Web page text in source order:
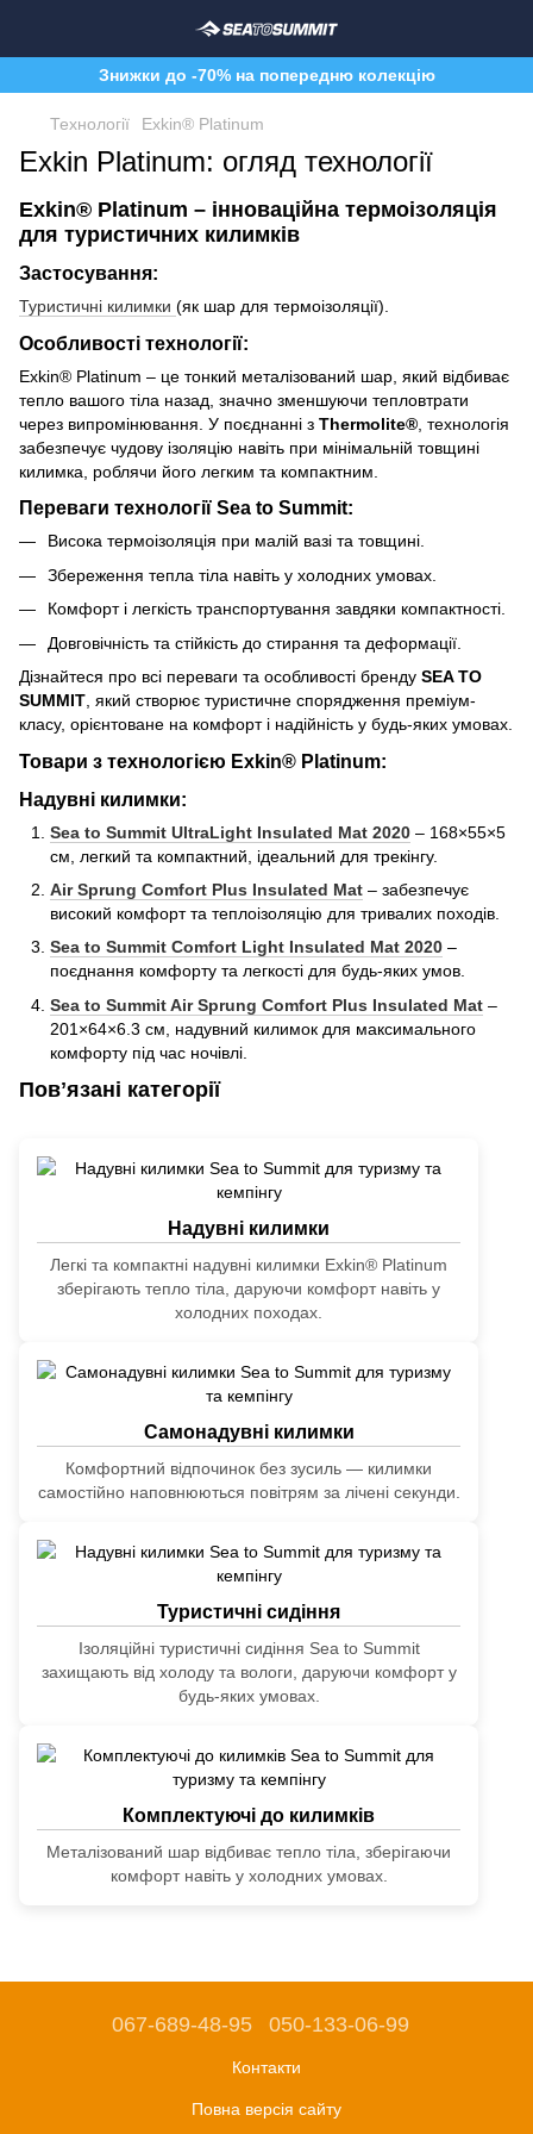
Знижки до -70% на попередню колекцію
Технології Exkin® Platinum
Exkin Platinum: огляд технології
Exkin® Platinum – інноваційна термоізоляція
для туристичних килимків
Застосування:
Туристичні килимки (як шар для термоізоляції).
Особливості технології:
Exkin® Platinum – це тонкий металізований шар, який відбиває
тепло вашого тіла назад, значно зменшуючи тепловтрати
через випромінювання. У поєднанні з Thermolite® , технологія
забезпечує чудову ізоляцію навіть при мінімальній товщині
килимка, роблячи його легким та компактним.
Переваги технології Sea to Summit:
Висока термоізоляція при малій вазі та товщині.
Збереження тепла тіла навіть у холодних умовах.
Комфорт і легкість транспортування завдяки компактності.
Довговічність та стійкість до стирання та деформації.
Дізнайтеся про всі переваги та особливості бренду SEA TO
SUMMIT , який створює туристичне спорядження преміум-
класу, орієнтоване на комфорт і надійність у будь-яких умовах.
Товари з технологією Exkin® Platinum:
Надувні килимки:
Sea to Summit UltraLight Insulated Mat 2020 – 168×55×5
см, легкий та компактний, ідеальний для трекінгу.
Air Sprung Comfort Plus Insulated Mat – забезпечує
високий комфорт та теплоізоляцію для тривалих походів.
Sea to Summit Comfort Light Insulated Mat 2020 –
поєднання комфорту та легкості для будь-яких умов.
Sea to Summit Air Sprung Comfort Plus Insulated Mat –
201×64×6.3 см, надувний килимок для максимального
комфорту під час ночівлі.
Повʼязані категорії
Надувні килимки
Легкі та компактні надувні килимки Exkin® Platinum
зберігають тепло тіла, даруючи комфорт навіть у
холодних походах.
Самонадувні килимки
Комфортний відпочинок без зусиль — килимки
самостійно наповнюються повітрям за лічені секунди.
Туристичні сидіння
Ізоляційні туристичні сидіння Sea to Summit
захищають від холоду та вологи, даруючи комфорт у
будь-яких умовах.
Комплектуючі до килимків
Металізований шар відбиває тепло тіла, зберігаючи
комфорт навіть у холодних умовах.
067-689-48-95 050-133-06-99
Контакти
Повна версія сайту